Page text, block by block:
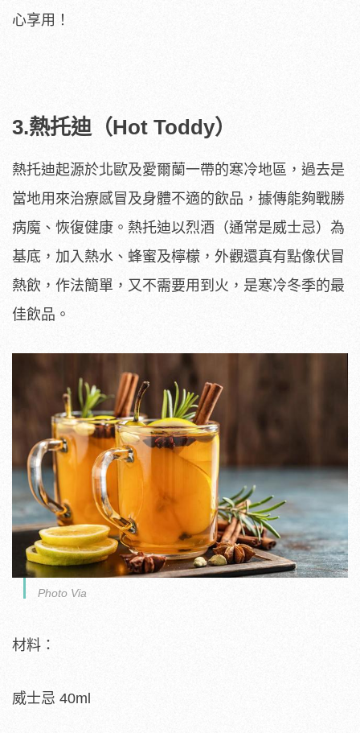
心享用！
3.熱托迪（Hot Toddy）
熱托迪起源於北歐及愛爾蘭一帶的寒冷地區，過去是
當地用來治療感冒及身體不適的飲品，據傳能夠戰勝
病魔、恢復健康。熱托迪以烈酒（通常是威士忌）為
基底，加入熱水、蜂蜜及檸檬，外觀還真有點像伏冒
熱飲，作法簡單，又不需要用到火，是寒冷冬季的最
佳飲品。
Photo Via
材料：
威士忌 40ml